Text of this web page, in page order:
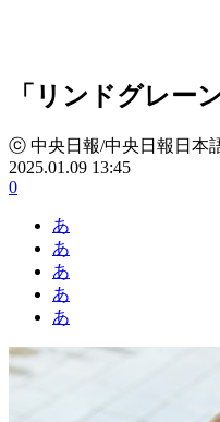
「リンドグレー
ⓒ 中央日報/中央日報日本
2025.01.09 13:45
0
あ
あ
あ
あ
あ